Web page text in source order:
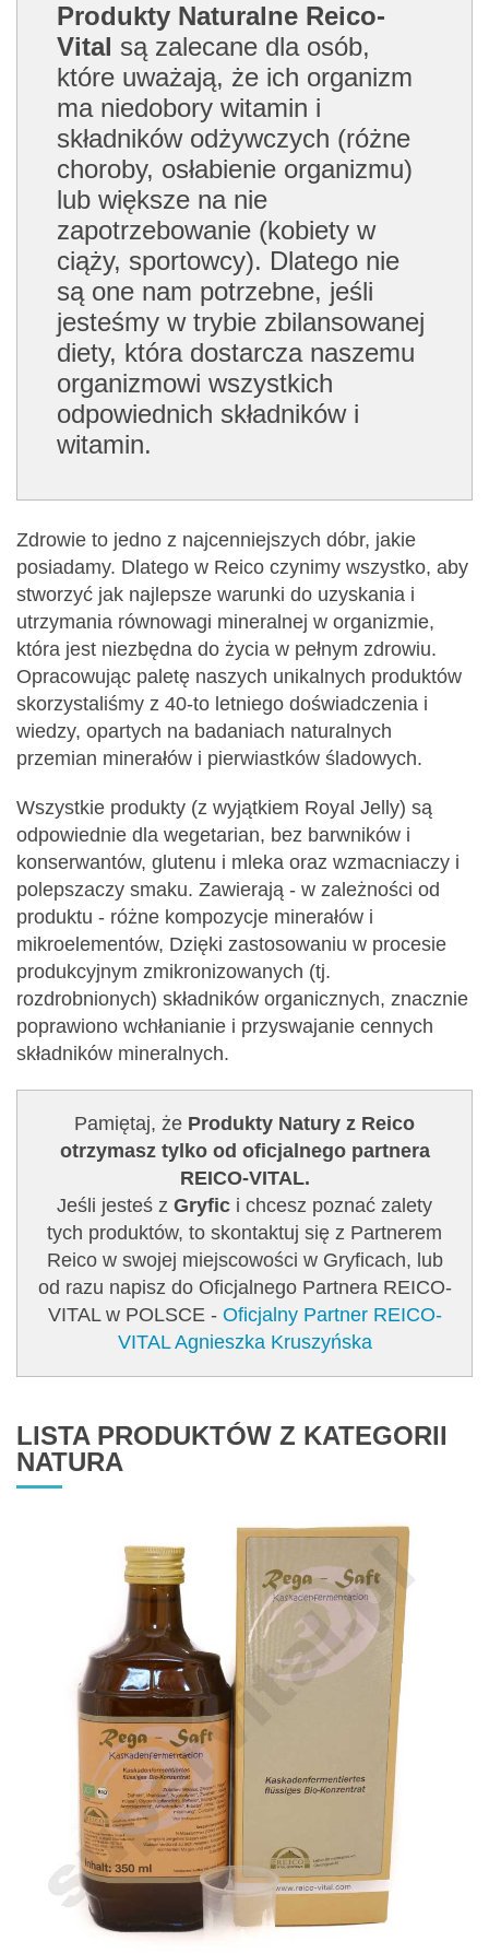
Produkty Naturalne Reico-
Vital są zalecane dla osób,
które uważają, że ich organizm
ma niedobory witamin i
składników odżywczych (różne
choroby, osłabienie organizmu)
lub większe na nie
zapotrzebowanie (kobiety w
ciąży, sportowcy). Dlatego nie
są one nam potrzebne, jeśli
jesteśmy w trybie zbilansowanej
diety, która dostarcza naszemu
organizmowi wszystkich
odpowiednich składników i
witamin.
Zdrowie to jedno z najcenniejszych dóbr, jakie
posiadamy. Dlatego w Reico czynimy wszystko, aby
stworzyć jak najlepsze warunki do uzyskania i
utrzymania równowagi mineralnej w organizmie,
która jest niezbędna do życia w pełnym zdrowiu.
Opracowując paletę naszych unikalnych produktów
skorzystaliśmy z 40-to letniego doświadczenia i
wiedzy, opartych na badaniach naturalnych
przemian minerałów i pierwiastków śladowych.
Wszystkie produkty (z wyjątkiem Royal Jelly) są
odpowiednie dla wegetarian, bez barwników i
konserwantów, glutenu i mleka oraz wzmacniaczy i
polepszaczy smaku. Zawierają - w zależności od
produktu - różne kompozycje minerałów i
mikroelementów, Dzięki zastosowaniu w procesie
produkcyjnym zmikronizowanych (tj.
rozdrobnionych) składników organicznych, znacznie
poprawiono wchłanianie i przyswajanie cennych
składników mineralnych.
Pamiętaj, że Produkty Natury z Reico
otrzymasz tylko od oficjalnego partnera
REICO-VITAL.
Jeśli jesteś z Gryfic i chcesz poznać zalety
tych produktów, to skontaktuj się z Partnerem
Reico w swojej miejscowości w Gryficach, lub
od razu napisz do Oficjalnego Partnera REICO-
VITAL w POLSCE - Oficjalny Partner REICO-
VITAL Agnieszka Kruszyńska
LISTA PRODUKTÓW Z KATEGORII
NATURA